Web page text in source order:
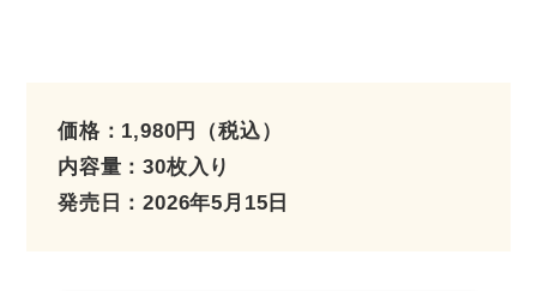
価格：1,980円（税込）
内容量：30枚入り
発売日：2026年5月15日